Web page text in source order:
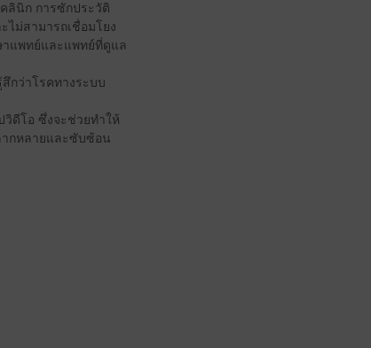
ลินิก การซักประวัติ
ไม่สามารถเชื่อมโยง
าแพทย์และแพทย์ที่ดูแล
กว่าโรคทางระบบ
ดีโอ ซึ่งจะช่วยทำให้
ากหลายและซับซ้อน